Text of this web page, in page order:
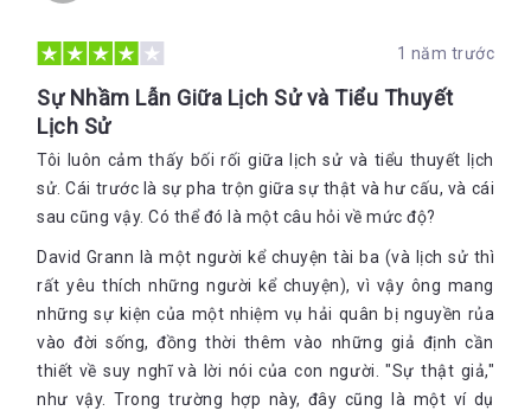
1 năm trước
Sự Nhầm Lẫn Giữa Lịch Sử và Tiểu Thuyết
Lịch Sử
Tôi luôn cảm thấy bối rối giữa lịch sử và tiểu thuyết lịch
sử. Cái trước là sự pha trộn giữa sự thật và hư cấu, và cái
sau cũng vậy. Có thể đó là một câu hỏi về mức độ?
David Grann là một người kể chuyện tài ba (và lịch sử thì
rất yêu thích những người kể chuyện), vì vậy ông mang
những sự kiện của một nhiệm vụ hải quân bị nguyền rủa
vào đời sống, đồng thời thêm vào những giả định cần
thiết về suy nghĩ và lời nói của con người. "Sự thật giả,"
như vậy. Trong trường hợp này, đây cũng là một ví dụ